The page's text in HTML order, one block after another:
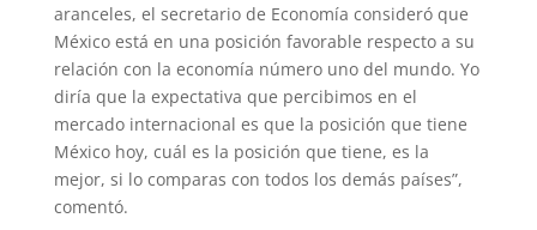
aranceles, el secretario de Economía consideró que
México está en una posición favorable respecto a su
relación con la economía número uno del mundo. Yo
diría que la expectativa que percibimos en el
mercado internacional es que la posición que tiene
México hoy, cuál es la posición que tiene, es la
mejor, si lo comparas con todos los demás países”,
comentó.